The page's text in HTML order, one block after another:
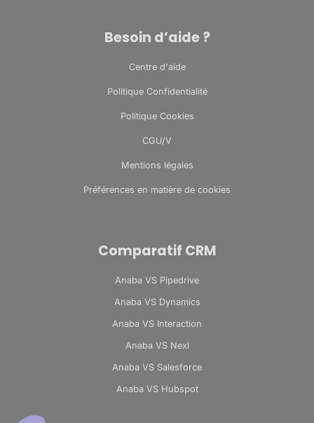
Besoin d’aide ?
Centre d'aide
Politique Confidentialité
Politique Cookies
CGU/V
Mentions légales
Préférences en matière de cookies
Comparatif CRM
Anaba VS Pipedrive
Anaba VS Dynamics
Anaba VS Interaction
Anaba VS Nexl
Anaba VS Salesforce
Anaba VS Hubspot